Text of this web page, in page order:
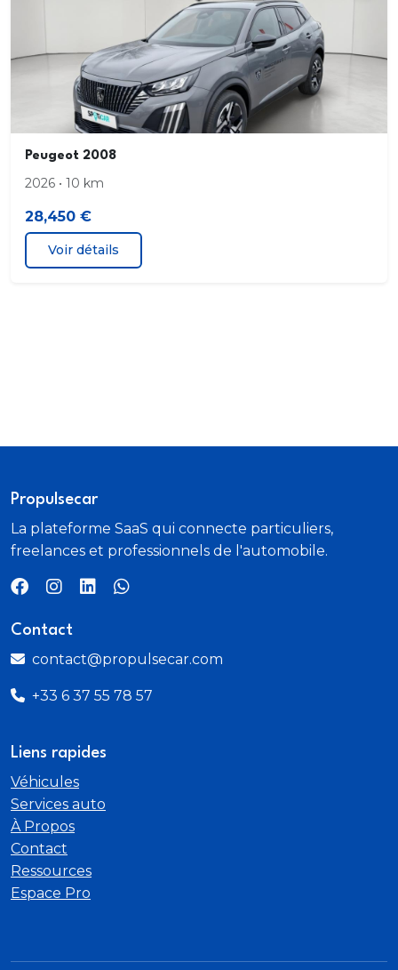
Peugeot 2008
2026 • 10 km
28,450 €
Voir détails
Propulsecar
La plateforme SaaS qui connecte particuliers,
freelances et professionnels de l'automobile.
Contact
contact@propulsecar.com
+33 6 37 55 78 57
Liens rapides
Véhicules
Services auto
À Propos
Contact
Ressources
Espace Pro